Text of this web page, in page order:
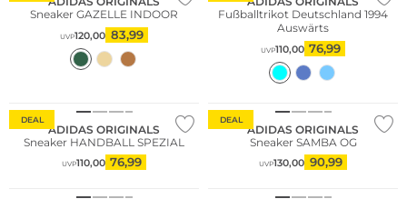
Sneaker GAZELLE INDOOR
UVP120,00 83,99
Fußballtrikot Deutschland 1994
Auswärts
UVP110,00 76,99
DEAL
ADIDAS ORIGINALS
Sneaker HANDBALL SPEZIAL
UVP110,00 76,99
DEAL
ADIDAS ORIGINALS
Sneaker SAMBA OG
UVP130,00 90,99